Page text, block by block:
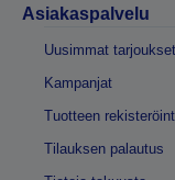
Asiakaspalvelu
Uusimmat tarjoukset
Kampanjat
Tuotteen
Tilauksen palautus